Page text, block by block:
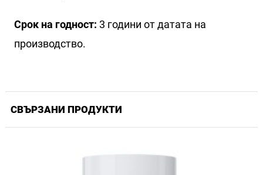
Срок на годност: 3 години от датата на
производство.
СВЪРЗАНИ ПРОДУКТИ